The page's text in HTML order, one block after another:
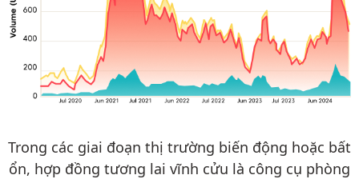
Trong các giai đoạn thị trường biến động hoặc bất
ổn, hợp đồng tương lai vĩnh cửu là công cụ phòng